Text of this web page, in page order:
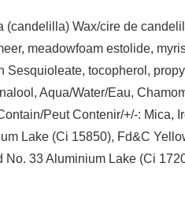
Wax/cire de
meadowfoam estolide,
tocopherol,
Aqua/Water/Eau,
Peut Contenir/+/-:
Lake (Ci 15850), Fd&C
33 Aluminium Lake (Ci